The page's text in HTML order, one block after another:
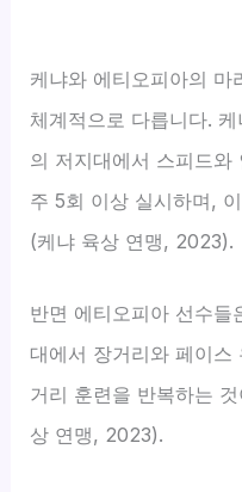
케냐와 에티오피아의
체계적으로 다릅니다.
의 저지대에서 스피드와
주 5회 이상 실시하며,
(케냐 육상 연맹, 2023).
반면 에티오피아 선수
대에서 장거리와 페이
거리 훈련을 반복하는
상 연맹, 2023).